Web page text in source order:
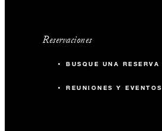
Reservaciones
BUSQUE UNA RESERVA
REUNIONES Y EVENTOS